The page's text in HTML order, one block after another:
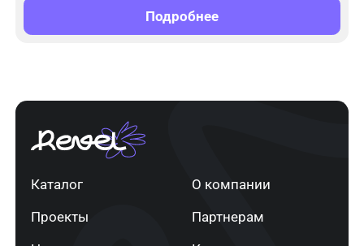
Подробнее
Каталог
О компании
Проекты
Партнерам